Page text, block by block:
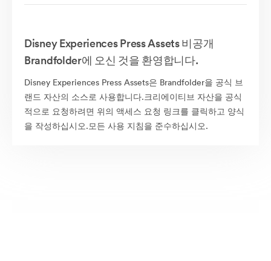
Disney Experiences Press Assets 비공개
Brandfolder에 오신 것을 환영합니다.
Disney Experiences Press Assets은 Brandfolder을 공식 브
랜드 자산의 소스로 사용합니다.크리에이티브 자산을 공식
적으로 요청하려면 위의 액세스 요청 링크를 클릭하고 양식
을 작성하십시오.모든 사용 지침을 준수하십시오.